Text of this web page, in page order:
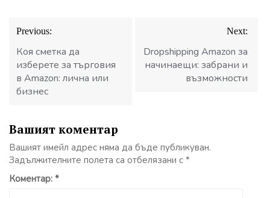
Навигация
Previous:
Коя сметка да
изберете за търговия
в Amazon: лична или
бизнес
Next:
Dropshipping Amazon за
начинаещи: забрани и
възможности
Вашият коментар
Вашият имейл адрес няма да бъде публикуван.
Задължителните полета са отбелязани с *
Коментар: *